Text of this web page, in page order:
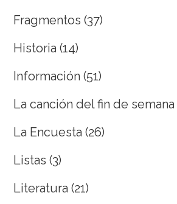
Fragmentos (37)
Historia (14)
Información (51)
La canción del fin de semana
La Encuesta (26)
Listas (3)
Literatura (21)